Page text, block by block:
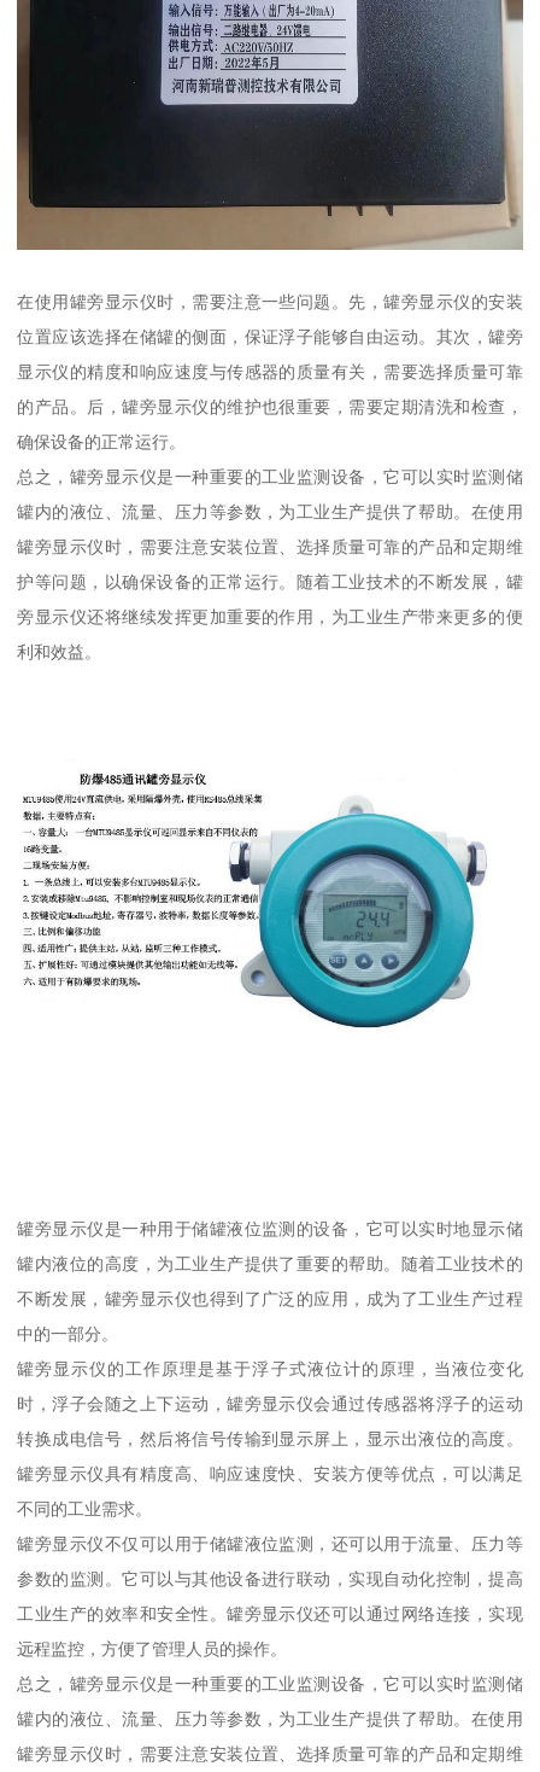
在使用罐旁显示仪时，需要注意一些问题。先，罐旁显示仪的安装
位置应该选择在储罐的侧面，保证浮子能够自由运动。其次，罐旁
显示仪的精度和响应速度与传感器的质量有关，需要选择质量可靠
的产品。后，罐旁显示仪的维护也很重要，需要定期清洗和检查，
确保设备的正常运行。
总之，罐旁显示仪是一种重要的工业监测设备，它可以实时监测储
罐内的液位、流量、压力等参数，为工业生产提供了帮助。在使用
罐旁显示仪时，需要注意安装位置、选择质量可靠的产品和定期维
护等问题，以确保设备的正常运行。随着工业技术的不断发展，罐
旁显示仪还将继续发挥更加重要的作用，为工业生产带来更多的便
利和效益。
罐旁显示仪是一种用于储罐液位监测的设备，它可以实时地显示储
罐内液位的高度，为工业生产提供了重要的帮助。随着工业技术的
不断发展，罐旁显示仪也得到了广泛的应用，成为了工业生产过程
中的一部分。
罐旁显示仪的工作原理是基于浮子式液位计的原理，当液位变化
时，浮子会随之上下运动，罐旁显示仪会通过传感器将浮子的运动
转换成电信号，然后将信号传输到显示屏上，显示出液位的高度。
罐旁显示仪具有精度高、响应速度快、安装方便等优点，可以满足
不同的工业需求。
罐旁显示仪不仅可以用于储罐液位监测，还可以用于流量、压力等
参数的监测。它可以与其他设备进行联动，实现自动化控制，提高
工业生产的效率和安全性。罐旁显示仪还可以通过网络连接，实现
远程监控，方便了管理人员的操作。
总之，罐旁显示仪是一种重要的工业监测设备，它可以实时监测储
罐内的液位、流量、压力等参数，为工业生产提供了帮助。在使用
罐旁显示仪时，需要注意安装位置、选择质量可靠的产品和定期维